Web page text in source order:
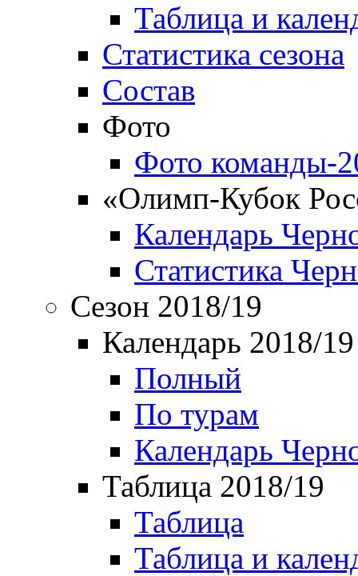
Таблица и
Статистика сезона
Состав
Фото
Фото команды-
«Олимп-Кубок
Календарь
Статистика
Сезон 2018/19
Календарь 2018/19
Полный
По турам
Календарь
Таблица 2018/19
Таблица
Таблица и